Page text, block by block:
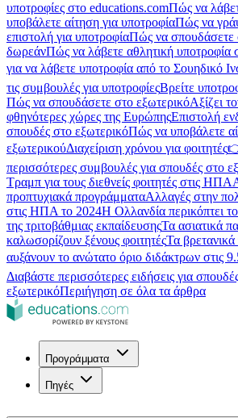
υποτροφίες στο educations.comΠώς να
υποβάλετε αίτηση για υποτροφίαΠώς να
επιστολή για υποτροφίαΠώς να σπουδάσετε
δωρεάνΠώς να λάβετε αθλητική υποτροφία
για να λάβετε υποτροφία από το Σουηδικό
τις συμβουλές για υποτροφίεςΒρείτε
Πώς να σπουδάσετε στο εξωτερικόΑξίζει
φθηνότερες χώρες της ΕυρώπηςΕπιστολή
σπουδές στο εξωτερικόΠώς να υποβάλετε
εξωτερικούΔιαχείριση χρόνου για φοιτητές
περισσότερες συμβουλές για σπουδές στο
Τραμπ για τους διεθνείς φοιτητές στις ΗΠΑ
προπτυχιακά προγράμματαΑλλαγές στην
στις ΗΠΑ το 2024Η Ολλανδία περικόπτει
της τριτοβάθμιας εκπαίδευσηςΤα ασιατικά
καλωσορίζουν ξένους φοιτητέςΤα βρετανικά
αυξάνουν το ανώτατο όριο διδάκτρων στις
Διαβάστε περισσότερες ειδήσεις για
εξωτερικόΠεριήγηση σε όλα τα άρθρα
Προγράμματα
Πηγές